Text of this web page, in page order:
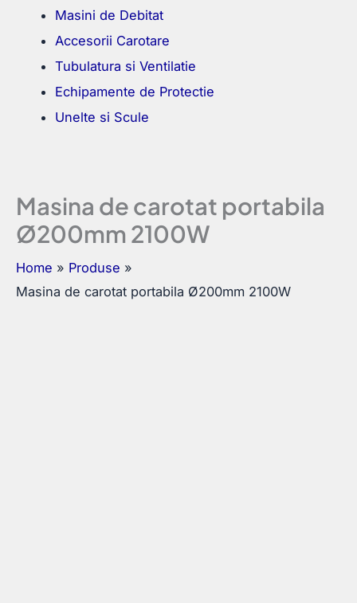
Masini de Debitat
Accesorii Carotare
Tubulatura si Ventilatie
Echipamente de Protectie
Unelte si Scule
Masina de carotat portabila
Ø200mm 2100W
Home
Produse
Masina de carotat portabila Ø200mm 2100W